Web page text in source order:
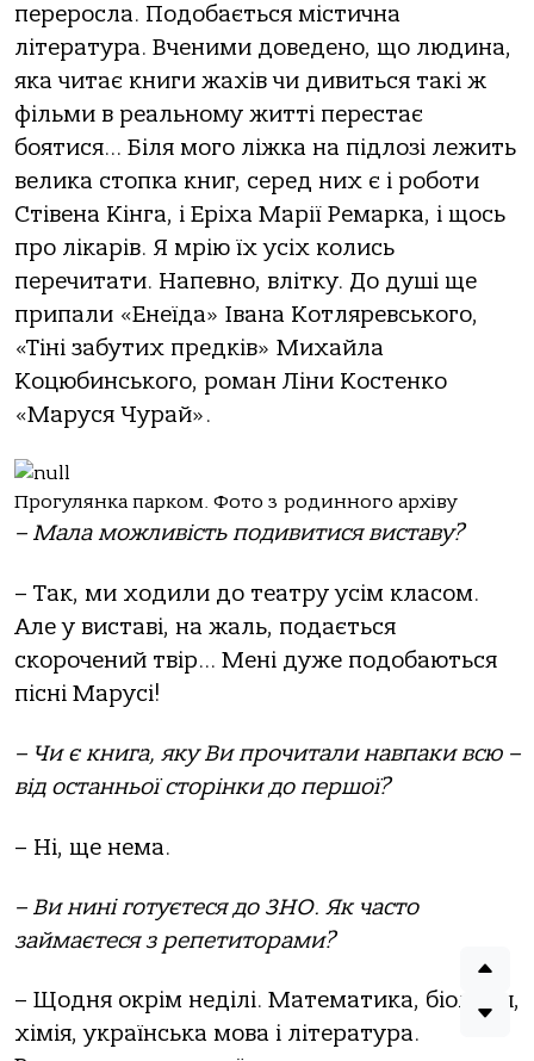
переросла. Подобається містична
література. Вченими доведено, що людина,
яка читає книги жахів чи дивиться такі ж
фільми в реальному житті перестає
боятися… Біля мого ліжка на підлозі лежить
велика стопка книг, серед них є і роботи
Стівена Кінга, і Еріха Марії Ремарка, і щось
про лікарів. Я мрію їх усіх колись
перечитати. Напевно, влітку. До душі ще
припали «Енеїда» Івана Котляревського,
«Тіні забутих предків» Михайла
Коцюбинського, роман Ліни Костенко
«Маруся Чурай».
Прогулянка парком. Фото з родинного архіву
– Мала можливість подивитися виставу?
– Так, ми ходили до театру усім класом.
Але у виставі, на жаль, подається
скорочений твір… Мені дуже подобаються
пісні Марусі!
– Чи є книга, яку Ви прочитали навпаки всю –
від останньої сторінки до першої?
– Ні, ще нема.
– Ви нині готуєтеся до ЗНО. Як часто
займаєтеся з репетиторами?
– Щодня окрім неділі. Математика, біологія,
хімія, українська мова і література.